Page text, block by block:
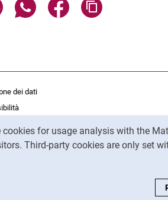
for usage analysis with the
Third-party cookies are only set
Share page via email
Share page via WhatsApp
Share page via
dei dati
artificiale